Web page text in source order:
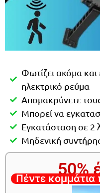
Φωτίζει ακόμα και
ηλεκτρικό ρεύμα
Απομακρύνετε
Μπορεί να
Εγκατάσταση σε 2
Μηδενική
50%
Πέντε κομμάτια